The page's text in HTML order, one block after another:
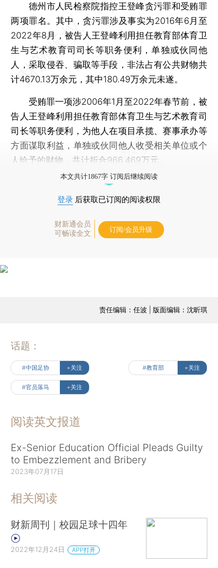
德州市人民检察院指控王登峰贪污罪和受贿罪
两项罪名。其中，贪污罪涉及事实为2016年6月至
2022年8月，被告人王登峰利用担任教育部体育卫
生与艺术教育司司长等职务便利，单独或伙同他
人，采取侵吞、骗取等手段，非法占有公共财物共
计4670.13万余元，其中180.49万余元未遂。
受贿罪一项涉2006年1月至2022年春节前，被
告人王登峰利用担任教育部体育卫生与艺术教育司
司长等职务便利，为他人在项目承揽、赛事承办等
方面谋取利益，单独或伙同他人收受相关单位或个
人给予的财物，共计折合966.469万元。
本文共计1867字 订阅后继续阅读
登录 后获取已订阅的阅读权限
财新通会员
可畅读全文
订阅/会员升级
责任编辑：任波 | 版面编辑：沈昕琪
话题：
#中国足协 +关注 #教育部 +关注
#官员落马 +关注
阅读英文报道
Ex-Senior Education Official Pleads Guilty
to Embezzlement and Bribery
2023年07月17日
相关阅读
财新周刊｜校园足球十四年
2022年12月24日 APP打开